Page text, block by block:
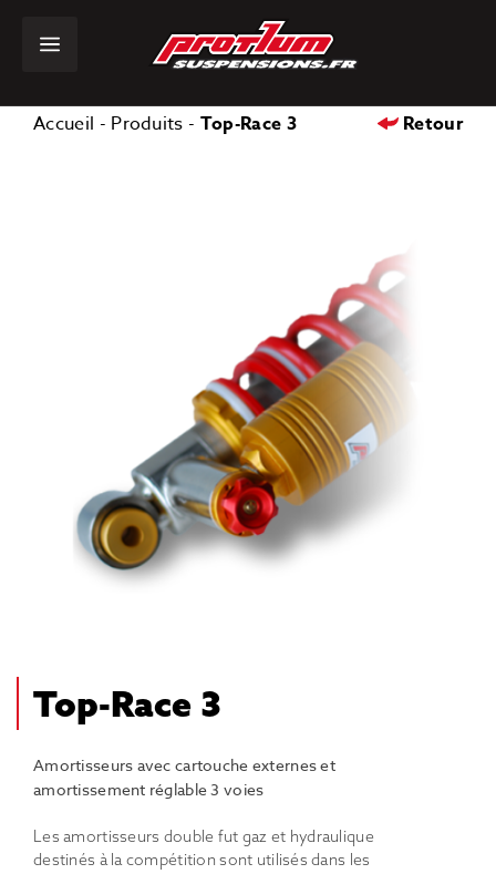
contentAccueil - Produits - Top-Race 3 Retour
Top-Race 3
Amortisseurs avec cartouche externes et
amortissement réglable 3 voies
Les amortisseurs double fut gaz et hydraulique
destinés à la compétition sont utilisés dans les